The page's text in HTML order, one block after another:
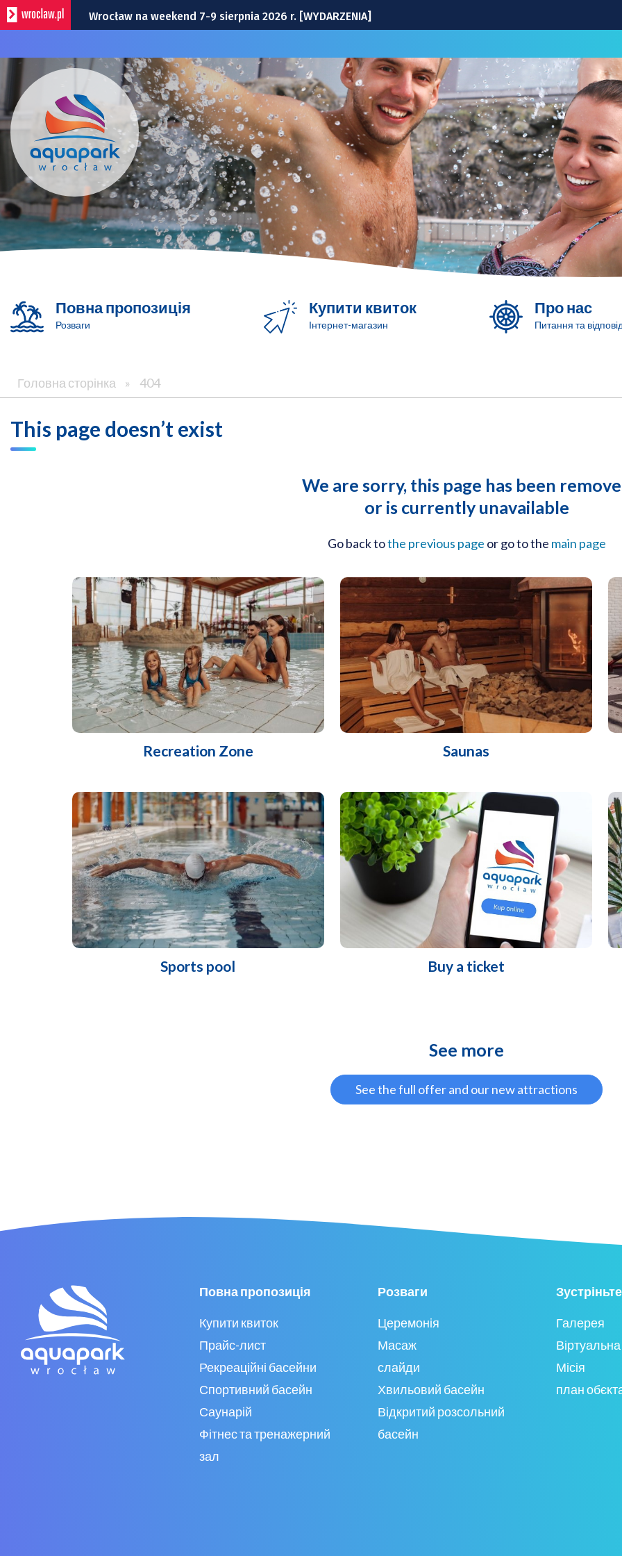
Wrocław na weekend 7-9 sierpnia 2026 r. [WYDARZENIA]
Bitwa o Twierdzę w sobotę w Kłodzku. Co w programie?
Bezpłatny koncert Ferajny Hoovera w niedzielę na Komuny Paryskiej
Remont torów na Stawowej i Peronowej. Od 8 sierpnia zmiany dla kierowców i pasażerów MPK
Повна пропозиція
Розваги
Купити квиток
Інтернет-магазин
Про нас
Питання та
Головна сторінка » 404
This page doesn’t exist
We are sorry, this page has been
or is currently unavailable
Go back tothe previous page or go to the main page
Recreation Zone Saunas
Sports pool Buy a ticket
See more
See the full offer and our new attractions
Повна пропозиція
Купити квиток
Прайс-лист
Рекреаційні басейни
Спортивний басейн
Саунарій
Фітнес та тренажерний
зал
Розваги
Церемонія
Масаж
слайди
Хвильовий басейн
Відкритий розсольний
басейн
Галерея
Місія
план